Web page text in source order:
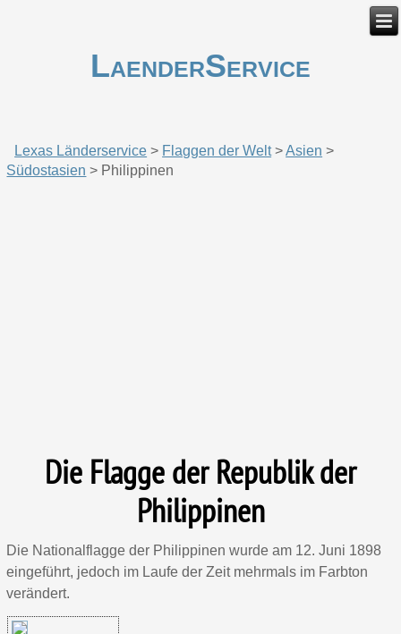
LaenderService
Lexas Länderservice > Flaggen der Welt>Asien >
Südostasien > Philippinen
Die Flagge der Republik der
Philippinen
Die Nationalflagge der Philippinen wurde am 12. Juni 1898
eingeführt, jedoch im Laufe der Zeit mehrmals im Farbton
verändert.